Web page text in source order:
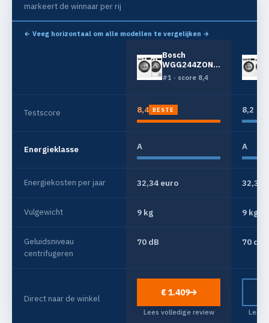
markeert de winnaar per rij
← Veeg horizontaal om alle modellen te vergelijken →
Bosch
WGG244ZONL
+ Bosch
WQG245D5NL
#1 · score 8,4
Testscore 8,4 BESTE 8,2
Energieklasse A A
Energiekosten per jaar 32,34 euro 32,34
Vulgewicht 9 kg 9 kg
Geluidsniveau
centrifugeren
70 dB 70 dB
Direct naar de winkel
€ 1.409
Lees volledige review Lees